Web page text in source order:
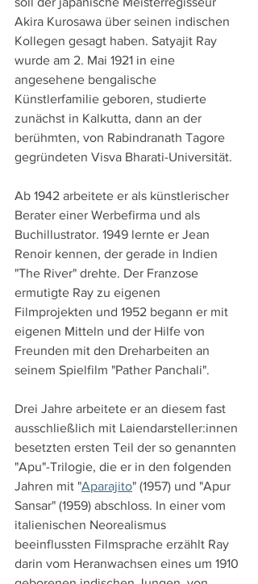
Akira Kurosawa über seinen indischen
Kollegen gesagt haben. Satyajit Ray
wurde am 2. Mai 1921 in eine
angesehene bengalische
Künstlerfamilie geboren, studierte
zunächst in Kalkutta, dann an der
berühmten, von Rabindranath Tagore
gegründeten Visva Bharati-Universität.
Ab 1942 arbeitete er als künstlerischer
Berater einer Werbefirma und als
Buchillustrator. 1949 lernte er Jean
Renoir kennen, der gerade in Indien
"The River" drehte. Der Franzose
ermutigte Ray zu eigenen
Filmprojekten und 1952 begann er mit
eigenen Mitteln und der Hilfe von
Freunden mit den Dreharbeiten an
seinem Spielfilm "Pather Panchali".
Drei Jahre arbeitete er an diesem fast
ausschließlich mit Laiendarsteller:innen
besetzten ersten Teil der so genannten
"Apu"-Trilogie, die er in den folgenden
Jahren mit "Aparajito" (1957) und "Apur
Sansar" (1959) abschloss. In einer vom
italienischen Neorealismus
beeinflussten Filmsprache erzählt Ray
darin vom Heranwachsen eines um 1910